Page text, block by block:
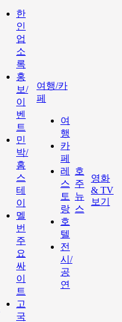
한
인
업
소
록
홍
보/
이
벤
트
민
박/
홈
스
테
이
멜
번
주
요
싸
이
트
고
국
여행/카
페
여
행
카
페
레
스
토
랑
호
텔
전
시/
공
연
호
주
뉴
스
영화
& TV
보기